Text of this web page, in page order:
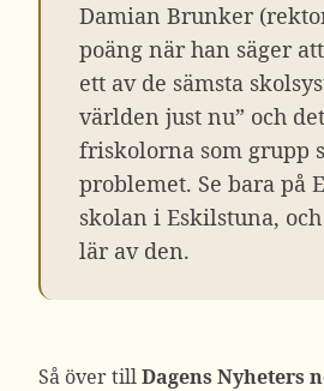
Damian Brunker
poäng när han säger
ett av de sämsta
världen just nu” och
friskolorna som grupp
problemet. Se bara på
skolan i Eskilstuna,
lär av den.
Så över tillDagens Nyheters